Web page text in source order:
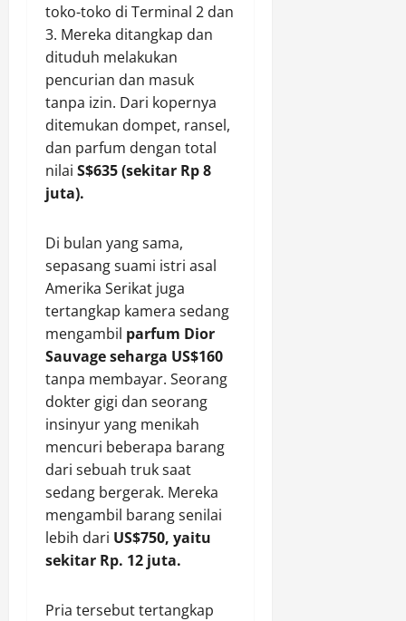
toko-toko di Terminal 2 dan
3. Mereka ditangkap dan
dituduh melakukan
pencurian dan masuk
tanpa izin. Dari kopernya
ditemukan dompet, ransel,
dan parfum dengan total
nilai S$635 (sekitar Rp 8
juta).
Di bulan yang sama,
sepasang suami istri asal
Amerika Serikat juga
tertangkap kamera sedang
mengambil parfum Dior
Sauvage seharga US$160
tanpa membayar. Seorang
dokter gigi dan seorang
insinyur yang menikah
mencuri beberapa barang
dari sebuah truk saat
sedang bergerak. Mereka
mengambil barang senilai
lebih dari US$750, yaitu
sekitar Rp. 12 juta.
Pria tersebut tertangkap